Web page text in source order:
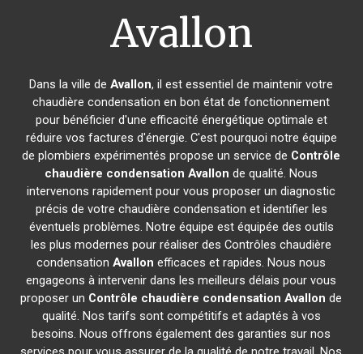
Avallon
Dans la ville deAvallon, il est essentiel de maintenir votre
chaudière condensation en bon état de fonctionnement
pour bénéficier d'une efficacité énergétique optimale et
réduire vos factures d'énergie. C'est pourquoi notre équipe
de plombiers expérimentés propose un service de Contrôle
chaudière condensation Avallon de qualité. Nous
intervenons rapidement pour vous proposer un diagnostic
précis de votre chaudière condensation et identifier les
éventuels problèmes. Notre équipe est équipée des outils
les plus modernes pour réaliser des Contrôles chaudière
condensationAvallon efficaces et rapides. Nous nous
engageons à intervenir dans les meilleurs délais pour vous
proposer un Contrôle chaudière condensation Avallon de
qualité. Nos tarifs sont compétitifs et adaptés à vos
besoins. Nous offrons également des garanties sur nos